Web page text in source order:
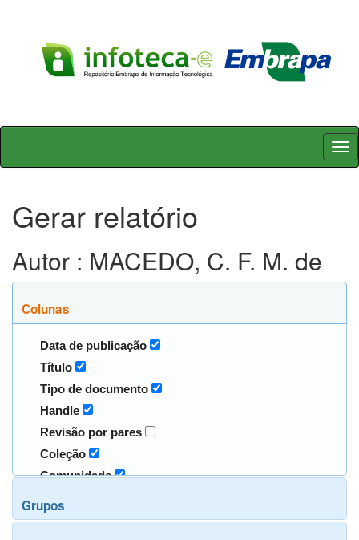
Skip
Gerar relatório
Autor : MACEDO, C. F. M. de
Colunas
Data de publicação
Título
Tipo de documento
Handle
Revisão por pares
Coleção
Comunidade
Grupos